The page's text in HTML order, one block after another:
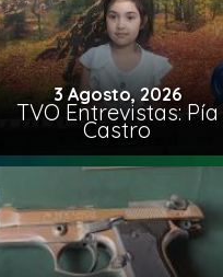
3 Agosto, 2026
TVO Entrevistas: Pía
Castro